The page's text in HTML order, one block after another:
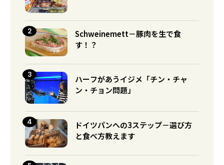
Schweinemett－豚肉を生で食
す！？
ハーフがあうイジメ「チン・チャ
ン・チョン問題」
ドイツパンへの3ステップ－選び方
と食べ方教えます